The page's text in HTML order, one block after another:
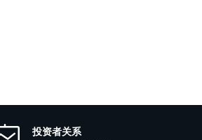
投资者关系